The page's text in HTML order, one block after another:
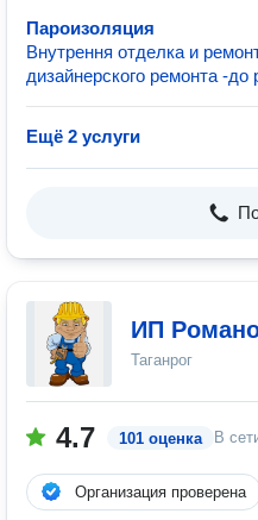
Пароизоляция
Внутрення отделка и
дизайнерского ремонта -
Ещё 2 услуги
ИП
Таганрог
4.7 101 оценка В
Организация проверена